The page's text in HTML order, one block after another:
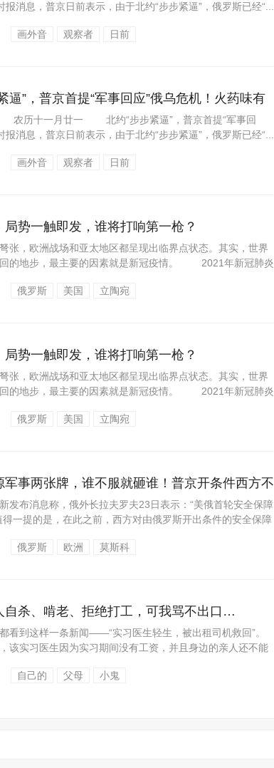
息，普京日前表示，由于北约“步步紧逼”，俄罗斯已经“...
画外音 观察者 日前
逼”，普京首提“军事回应”俄乌危机！火药味有
十一月廿一 北约“步步紧逼”，普京首提“军事回
息，普京日前表示，由于北约“步步紧逼”，俄罗斯已经“...
画外音 观察者 日前
势一触即发，谁将打响第一枪？
，欧洲战场和亚太地区都呈现出临界点状态。其实，世界
回的地步，最主要的因素就是新冠疫情。 2021年新冠肺炎
俄罗斯 美国 立陶宛
势一触即发，谁将打响第一枪？
，欧洲战场和亚太地区都呈现出临界点状态。其实，世界
回的地步，最主要的因素就是新冠疫情。 2021年新冠肺炎
俄罗斯 美国 立陶宛
事两张牌，谁不服就砸谁！普京开条件西方不
布消息称，俄外长拉夫罗夫23日表示：“美俄首轮安全保障
一提的是，在此之前，西方对由俄罗斯开出条件的安全保障
俄罗斯 欧洲 莫斯科
自杀、啃老、拒绝打工，可我骂不出口…
到这样一条新闻——“实习医生轻生，被出租司机救回”。
实习医生因为实习期间没有工资，并且身边的亲人还不能
自己的 父母 小鬼